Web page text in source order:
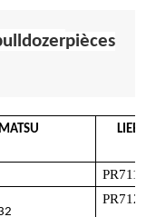
pièces
PR711
PR712